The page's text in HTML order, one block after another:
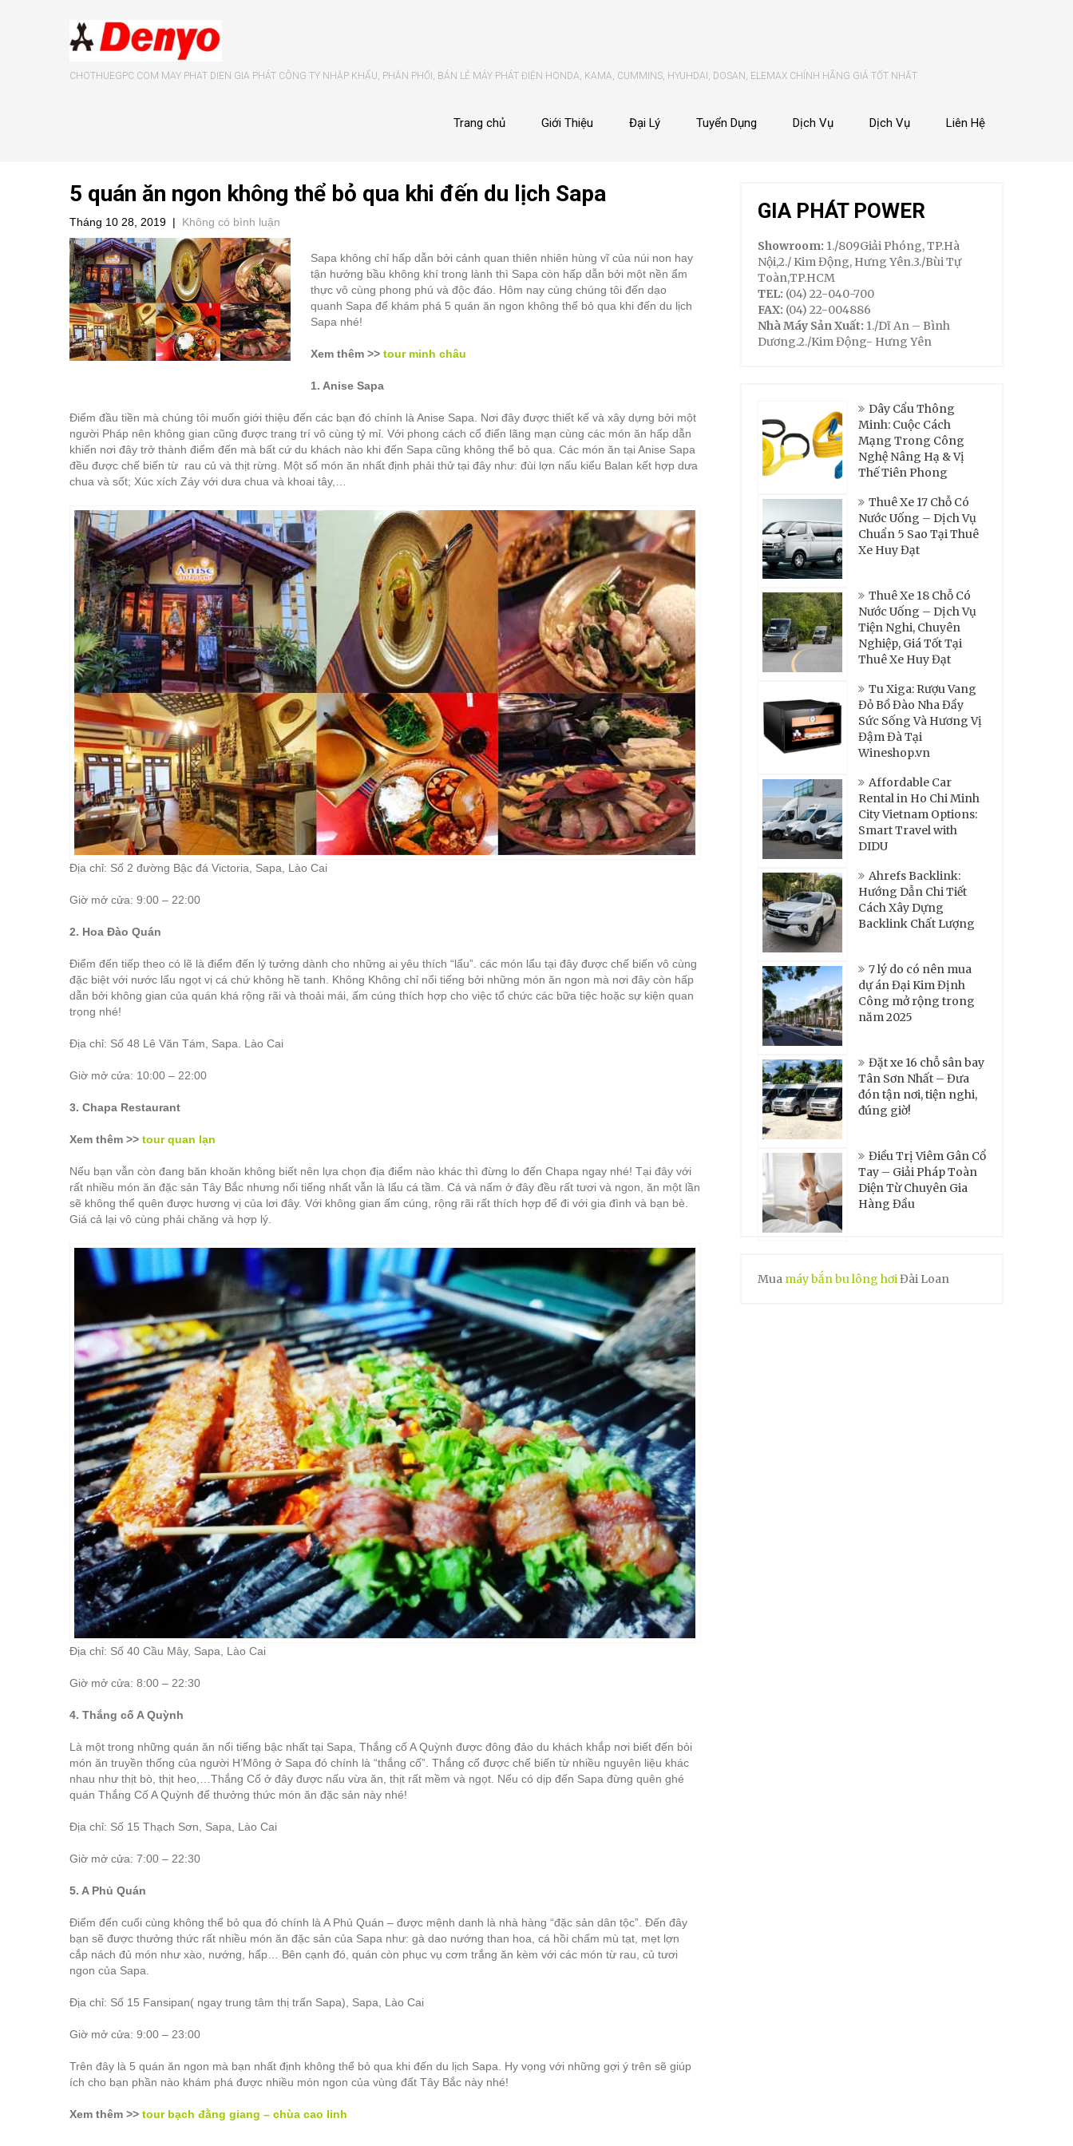
CHOTHUEGPC COM MAY PHAT DIEN GIA PHÁT CÔNG TY NHẬP KHẨU, PHÂN PHỐI, BÁN LẺ MÁY PHÁT ĐIỆN HONDA, KAMA, CUMMINS, HYUHDAI, DOSAN, ELEMAX CHÍNH HÃNG GIÁ TỐT NHẤT
Trang chủ Giới Thiệu Đại Lý Tuyển Dụng Dịch Vụ Dịch Vụ Liên Hệ
5 quán ăn ngon không thể bỏ qua khi đến du lịch Sapa
Tháng 10 28, 2019 | Không có bình luận
Sapa không chỉ hấp dẫn bởi cảnh quan thiên nhiên hùng vĩ của núi non hay
tận hưởng bầu không khí trong lành thì Sapa còn hấp dẫn bởi một nền ẩm
thực vô cùng phong phú và độc đáo. Hôm nay cùng chúng tôi đến dạo
quanh Sapa để khám phá 5 quán ăn ngon không thể bỏ qua khi đến du lịch
Sapa nhé!
Xem thêm >> tour minh châu
1. Anise Sapa
Điểm đầu tiền mà chúng tôi muốn giới thiệu đến các bạn đó chính là Anise Sapa. Nơi đây được thiết kế và xây dựng bởi một
người Pháp nên không gian cũng được trang trí vô cùng tỷ mỉ. Với phong cách cổ điển lãng mạn cùng các món ăn hấp dẫn
khiến nơi đây trở thành điểm đến mà bất cứ du khách nào khi đến Sapa cũng không thể bỏ qua. Các món ăn tại Anise Sapa
đều được chế biến từ rau củ và thịt rừng. Một số món ăn nhất định phải thử tại đây như: đùi lợn nấu kiểu Balan kết hợp dưa
chua và sốt; Xúc xích Záy với dưa chua và khoai tây,…
Địa chỉ: Số 2 đường Bậc đá Victoria, Sapa, Lào Cai
Giờ mở cửa: 9:00 – 22:00
2. Hoa Đào Quán
Điểm đến tiếp theo có lẽ là điểm đến lý tưởng dành cho những ai yêu thích “lẩu”. các món lẩu tại đây được chế biến vô cùng
đặc biệt với nước lẩu ngọt vị cá chứ không hề tanh. Không Không chỉ nổi tiếng bởi những món ăn ngon mà nơi đây còn hấp
dẫn bởi không gian của quán khá rộng rãi và thoải mái, ấm cúng thích hợp cho việc tổ chức các bữa tiệc hoặc sự kiện quan
trọng nhé!
Địa chỉ: Số 48 Lê Văn Tám, Sapa. Lào Cai
Giờ mở cửa: 10:00 – 22:00
3. Chapa Restaurant
Xem thêm >> tour quan lạn
Nếu bạn vẫn còn đang băn khoăn không biết nên lựa chọn địa điểm nào khác thì đừng lo đến Chapa ngay nhé! Tại đây với
rất nhiều món ăn đặc sản Tây Bắc nhưng nổi tiếng nhất vẫn là lẩu cá tầm. Cá và nấm ở đây đều rất tươi và ngon, ăn một lần
sẽ không thể quên được hương vị của lơi đây. Với không gian ấm cúng, rộng rãi rất thích hợp để đi với gia đình và bạn bè.
Giá cả lại vô cùng phải chăng và hợp lý.
Địa chỉ: Số 40 Cầu Mây, Sapa, Lào Cai
Giờ mở cửa: 8:00 – 22:30
4. Thắng cố A Quỳnh
Là một trong những quán ăn nổi tiếng bậc nhất tại Sapa, Thắng cố A Quỳnh được đông đảo du khách khắp nơi biết đến bỏi
món ăn truyền thống của người H’Mông ở Sapa đó chính là “thắng cố”. Thắng cố được chế biến từ nhiều nguyên liệu khác
nhau như thịt bò, thịt heo,…Thắng Cố ở đây được nấu vừa ăn, thịt rất mềm và ngọt. Nếu có dịp đến Sapa đừng quên ghé
quán Thắng Cố A Quỳnh để thưởng thức món ăn đặc sản này nhé!
Địa chỉ: Số 15 Thạch Sơn, Sapa, Lào Cai
Giờ mở cửa: 7:00 – 22:30
5. A Phủ Quán
Điểm đến cuối cùng không thể bỏ qua đó chính là A Phủ Quán – được mệnh danh là nhà hàng “đặc sản dân tộc”. Đến đây
bạn sẽ được thưởng thức rất nhiều món ăn đặc sản của Sapa như: gà dao nướng than hoa, cá hồi chấm mù tạt, mẹt lợn
cắp nách đủ món như xào, nướng, hấp… Bên cạnh đó, quán còn phục vụ cơm trắng ăn kèm với các món từ rau, củ tươi
ngon của Sapa.
Địa chỉ: Số 15 Fansipan( ngay trung tâm thị trấn Sapa), Sapa, Lào Cai
Giờ mở cửa: 9:00 – 23:00
Trên đây là 5 quán ăn ngon mà bạn nhất định không thể bỏ qua khi đến du lịch Sapa. Hy vọng với những gợi ý trên sẽ giúp
ích cho bạn phần nào khám phá được nhiều món ngon của vùng đất Tây Bắc này nhé!
Xem thêm >> tour bạch đằng giang – chùa cao linh
GIA PHÁT POWER
Showroom: 1./809Giải Phóng, TP.Hà
Nội,2./ Kim Động, Hưng Yên.3./Bùi Tự
Toàn,TP.HCM
TEL: (04) 22-040-700
FAX: (04) 22-004886
Nhà Máy Sản Xuất: 1./Dĩ An – Bình
Dương.2./Kim Động- Hưng Yên
Dây Cẩu Thông
Minh: Cuộc Cách
Mạng Trong Công
Nghệ Nâng Hạ & Vị
Thế Tiên Phong
Thuê Xe 17 Chỗ Có
Nước Uống – Dịch Vụ
Chuẩn 5 Sao Tại Thuê
Xe Huy Đạt
Thuê Xe 18 Chỗ Có
Nước Uống – Dịch Vụ
Tiện Nghi, Chuyên
Nghiệp, Giá Tốt Tại
Thuê Xe Huy Đạt
Tu Xiga: Rượu Vang
Đỏ Bồ Đào Nha Đầy
Sức Sống Và Hương Vị
Đậm Đà Tại
Wineshop.vn
Affordable Car
Rental in Ho Chi Minh
City Vietnam Options:
Smart Travel with
DIDU
Ahrefs Backlink:
Hướng Dẫn Chi Tiết
Cách Xây Dựng
Backlink Chất Lượng
7 lý do có nên mua
dự án Đại Kim Định
Công mở rộng trong
năm 2025
Đặt xe 16 chỗ sân bay
Tân Sơn Nhất – Đưa
đón tận nơi, tiện nghi,
đúng giờ!
Điều Trị Viêm Gân Cổ
Tay – Giải Pháp Toàn
Diện Từ Chuyên Gia
Hàng Đầu
Mua máy bắn bu lông hơiĐài Loan